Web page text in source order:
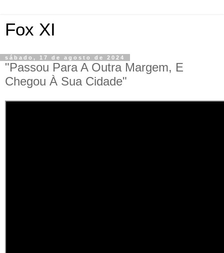
Fox XI
sábado, 17 de agosto de 2024
"Passou Para A Outra Margem, E
Chegou À Sua Cidade"